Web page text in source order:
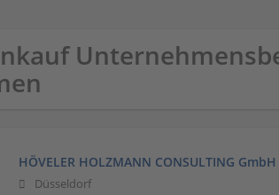
HÖVELER HOLZMANN CONSULTING GmbH
Düsseldorf